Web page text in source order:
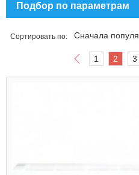
Подбор по параметрам
Сортировать по:
1 2 3